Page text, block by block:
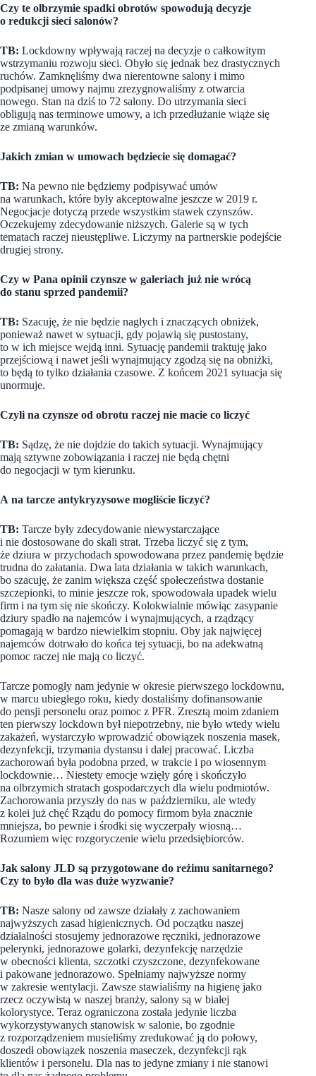
Czy te olbrzymie spadki obrotów spowodują decyzje
o redukcji sieci salonów?
TB: Lockdowny wpływają raczej na decyzje o całkowitym
wstrzymaniu rozwoju sieci. Obyło się jednak bez drastycznych
ruchów. Zamknęliśmy dwa nierentowne salony i mimo
podpisanej umowy najmu zrezygnowaliśmy z otwarcia
nowego. Stan na dziś to 72 salony. Do utrzymania sieci
obligują nas terminowe umowy, a ich przedłużanie wiąże się
ze zmianą warunków.
Jakich zmian w umowach będziecie się domagać?
TB: Na pewno nie będziemy podpisywać umów
na warunkach, które były akceptowalne jeszcze w 2019 r.
Negocjacje dotyczą przede wszystkim stawek czynszów.
Oczekujemy zdecydowanie niższych. Galerie są w tych
tematach raczej nieustępliwe. Liczymy na partnerskie podejście
drugiej strony.
Czy w Pana opinii czynsze w galeriach już nie wrócą
do stanu sprzed pandemii?
TB: Szacuję, że nie będzie nagłych i znaczących obniżek,
ponieważ nawet w sytuacji, gdy pojawią się pustostany,
to w ich miejsce wejdą inni. Sytuację pandemii traktuję jako
przejściową i nawet jeśli wynajmujący zgodzą się na obniżki,
to będą to tylko działania czasowe. Z końcem 2021 sytuacja się
unormuje.
Czyli na czynsze od obrotu raczej nie macie co liczyć
TB: Sądzę, że nie dojdzie do takich sytuacji. Wynajmujący
mają sztywne zobowiązania i raczej nie będą chętni
do negocjacji w tym kierunku.
A na tarcze antykryzysowe mogliście liczyć?
TB: Tarcze były zdecydowanie niewystarczające
i nie dostosowane do skali strat. Trzeba liczyć się z tym,
że dziura w przychodach spowodowana przez pandemię będzie
trudna do załatania. Dwa lata działania w takich warunkach,
bo szacuję, że zanim większa część społeczeństwa dostanie
szczepionki, to minie jeszcze rok, spowodowała upadek wielu
firm i na tym się nie skończy. Kolokwialnie mówiąc zasypanie
dziury spadło na najemców i wynajmujących, a rządzący
pomagają w bardzo niewielkim stopniu. Oby jak najwięcej
najemców dotrwało do końca tej sytuacji, bo na adekwatną
pomoc raczej nie mają co liczyć.
Tarcze pomogły nam jedynie w okresie pierwszego lockdownu,
w marcu ubiegłego roku, kiedy dostaliśmy dofinansowanie
do pensji personelu oraz pomoc z PFR. Zresztą moim zdaniem
ten pierwszy lockdown był niepotrzebny, nie było wtedy wielu
zakażeń, wystarczyło wprowadzić obowiązek noszenia masek,
dezynfekcji, trzymania dystansu i dalej pracować. Liczba
zachorowań była podobna przed, w trakcie i po wiosennym
lockdownie… Niestety emocje wzięły górę i skończyło
na olbrzymich stratach gospodarczych dla wielu podmiotów.
Zachorowania przyszły do nas w październiku, ale wtedy
z kolei już chęć Rządu do pomocy firmom była znacznie
mniejsza, bo pewnie i środki się wyczerpały wiosną…
Rozumiem więc rozgoryczenie wielu przedsiębiorców.
Jak salony JLD są przygotowane do reżimu sanitarnego?
Czy to było dla was duże wyzwanie?
TB: Nasze salony od zawsze działały z zachowaniem
najwyższych zasad higienicznych. Od początku naszej
działalności stosujemy jednorazowe ręczniki, jednorazowe
pelerynki, jednorazowe golarki, dezynfekcję narzędzie
w obecności klienta, szczotki czyszczone, dezynfekowane
i pakowane jednorazowo. Spełniamy najwyższe normy
w zakresie wentylacji. Zawsze stawialiśmy na higienę jako
rzecz oczywistą w naszej branży, salony są w białej
kolorystyce. Teraz ograniczona została jedynie liczba
wykorzystywanych stanowisk w salonie, bo zgodnie
z rozporządzeniem musieliśmy zredukować ją do połowy,
doszedł obowiązek noszenia maseczek, dezynfekcji rąk
klientów i personelu. Dla nas to jedyne zmiany i nie stanowi